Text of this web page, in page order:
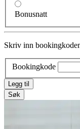
Bonusnatt
Skriv inn
Bookingkode
Legg til
Søk